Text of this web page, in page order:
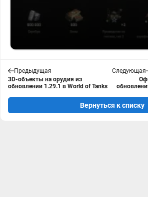
Предыдущая
3D-объекты на орудия из
обновлении 1.29.1 в World of Tanks
Следующая
Вернуться к списку